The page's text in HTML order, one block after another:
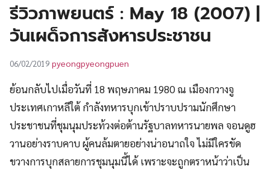
รีวิวภาพยนตร์ : May 18 (2007) |
วันเผด็จการสังหารประชาชน
06/02/2019 pyeongpyeongpuen
ย้อนกลับไปเมื่อวันที่ 18 พฤษภาคม 1980 ณ เมืองกวางจู
ประเทศเกาหลีใต้ กำลังทหารบุกเข้าปราบปรามนักศึกษา
ประชาชนที่ชุมนุมประท้วงต่อต้านรัฐบาลทหารนายพล จอนดูฮ
วานอย่างราบคาบ ผู้คนล้มตายอย่างน่าอนาถใจ ไม่มีใครขัด
ขวางการบุกสลายการชุมนุมนี้ได้ เพราะจะถูกตราหน้าว่าเป็น